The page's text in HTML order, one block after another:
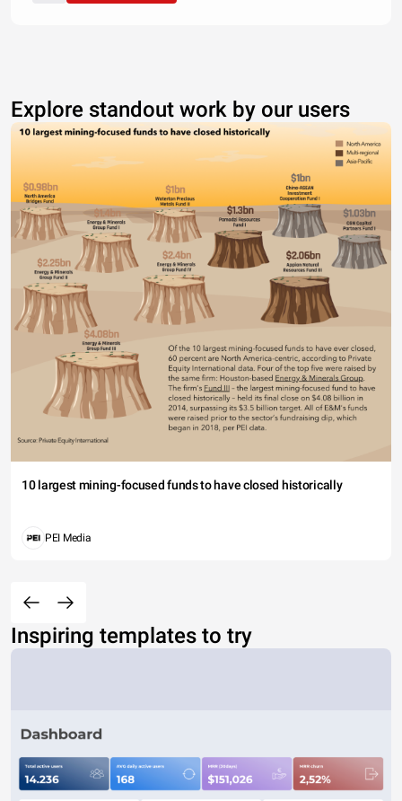
Explore standout work by our users
10 largest mining-focused funds to have closed historically
PEI Media
Inspiring templates to try